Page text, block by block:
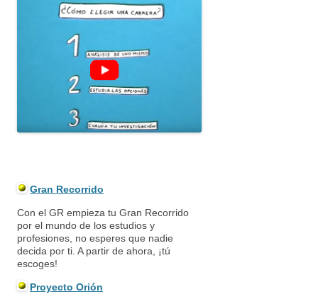
Gran Recorrido
Con el GR empieza tu Gran Recorrido
por el mundo de los estudios y
profesiones, no esperes que nadie
decida por ti. A partir de ahora, ¡tú
escoges!
Proyecto Orión